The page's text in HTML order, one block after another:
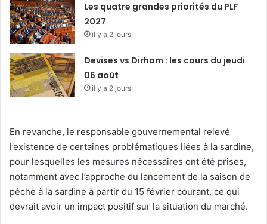
Les quatre grandes priorités du PLF
2027
il y a 2 jours
Devises vs Dirham : les cours du jeudi
06 août
il y a 2 jours
En revanche, le responsable gouvernemental relevé
l’existence de certaines problématiques liées à la sardine,
pour lesquelles les mesures nécessaires ont été prises,
notamment avec l’approche du lancement de la saison de
pêche à la sardine à partir du 15 février courant, ce qui
devrait avoir un impact positif sur la situation du marché.